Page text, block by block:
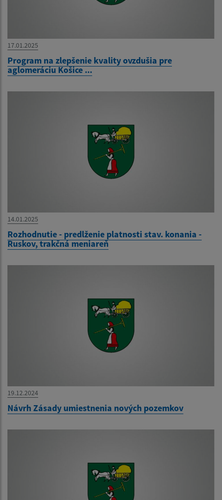
17.01.2025
Program na zlepšenie kvality ovzdušia pre
aglomeráciu Košice ...
14.01.2025
Rozhodnutie - predlženie platnosti stav. konania -
Ruskov, trakčná meniareň
19.12.2024
Návrh Zásady umiestnenia nových pozemkov